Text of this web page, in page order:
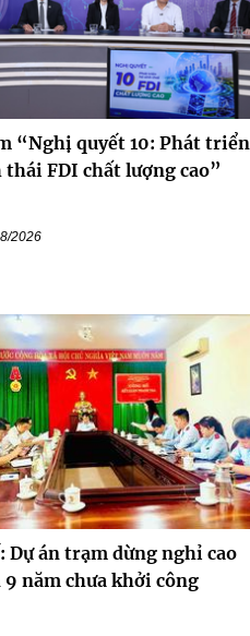
“Nghị quyết 10: Phát triển
thái FDI chất lượng cao”
2026
Dự án trạm dừng nghỉ cao
9 năm chưa khởi công